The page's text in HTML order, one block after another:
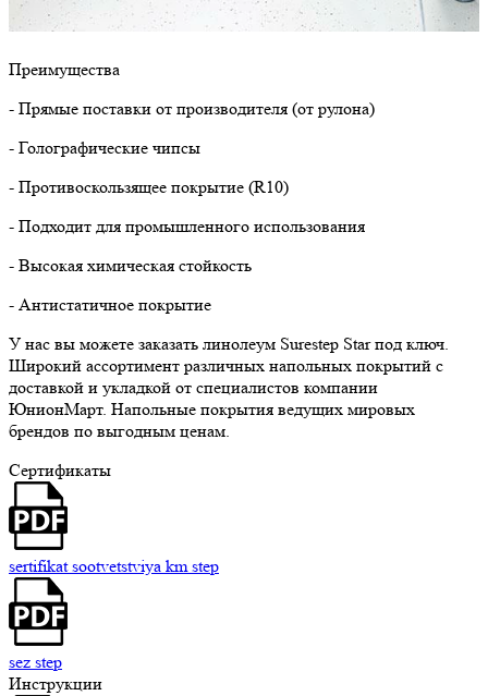
Преимущества
- Прямые поставки от производителя (от рулона)
- Голографические чипсы
- Противоскользящее покрытие (R10)
- Подходит для промышленного использования
- Высокая химическая стойкость
- Антистатичное покрытие
У нас вы можете заказать линолеум Surestep Star под ключ.
Широкий ассортимент различных напольных покрытий с
доставкой и укладкой от специалистов компании
ЮнионМарт. Напольные покрытия ведущих мировых
брендов по выгодным ценам.
Сертификаты
sertifikat sootvetstviya km step
sez step
Инструкции